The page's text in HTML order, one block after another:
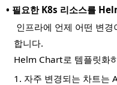
• 필요한 K8s 리소스를
인프라에 언제 어떤 변
합니다.
Helm Chart로 템플릿화
1. 자주 변경되는 차트는